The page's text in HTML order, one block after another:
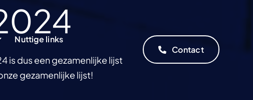
Nuttige links
Contact
Nuttige links
Contact
is dus een gezamenlijke lijst
gezamenlijke lijst!